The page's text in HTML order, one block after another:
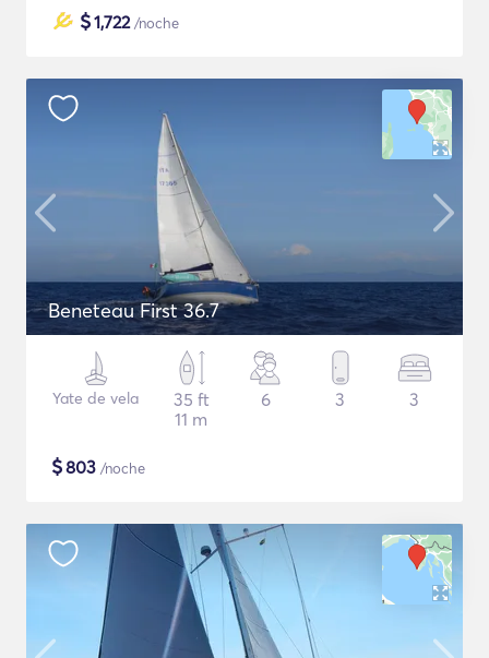
$1,722/noche
Beneteau First 36.7
Yate de vela
35 ft
11 m
6 3 3
$803 /noche